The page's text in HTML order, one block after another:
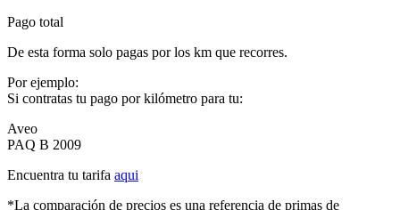
Pago total
De esta forma solo pagas por los km que recorres.
Por ejemplo:
Si contratas tu pago por kilómetro para tu:
Aveo
PAQ B 2009
Encuentra tu tarifa aqui
*La comparación de precios es una referencia de primas de